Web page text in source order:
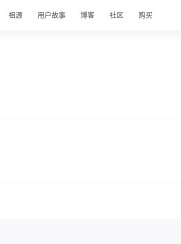
祖源 用户故事 博客 社区 购买